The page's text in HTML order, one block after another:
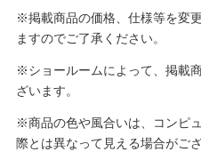
※掲載商品の価格、仕様等を変
ますのでご了承ください。
※ショールームによって、掲載
ざいます。
※商品の色や風合いは、コンピ
際とは異なって見える場合がござ